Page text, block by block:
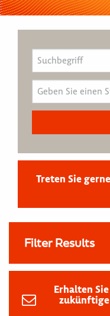
Treten Sie
Filter Results
Erhalten
zukünftige